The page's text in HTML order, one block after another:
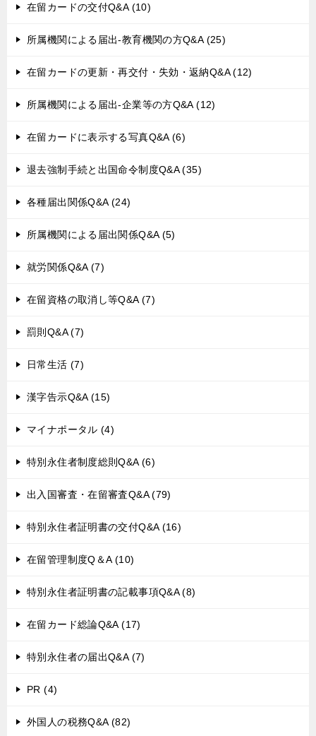
在留カードの交付Q&A (10)
所属機関による届出-教育機関の方Q&A (25)
在留カードの更新・再交付・失効・返納Q&A (12)
所属機関による届出-企業等の方Q&A (12)
在留カードに表示する写真Q&A (6)
退去強制手続と出国命令制度Q&A (35)
各種届出関係Q&A (24)
所属機関による届出関係Q&A (5)
就労関係Q&A (7)
在留資格の取消し等Q&A (7)
罰則Q&A (7)
日常生活 (7)
漢字告示Q&A (15)
マイナポータル (4)
特別永住者制度総則Q&A (6)
出入国審査・在留審査Q&A (79)
特別永住者証明書の交付Q&A (16)
在留管理制度Q＆A (10)
特別永住者証明書の記載事項Q&A (8)
在留カード総論Q&A (17)
特別永住者の届出Q&A (7)
PR (4)
外国人の税務Q&A (82)